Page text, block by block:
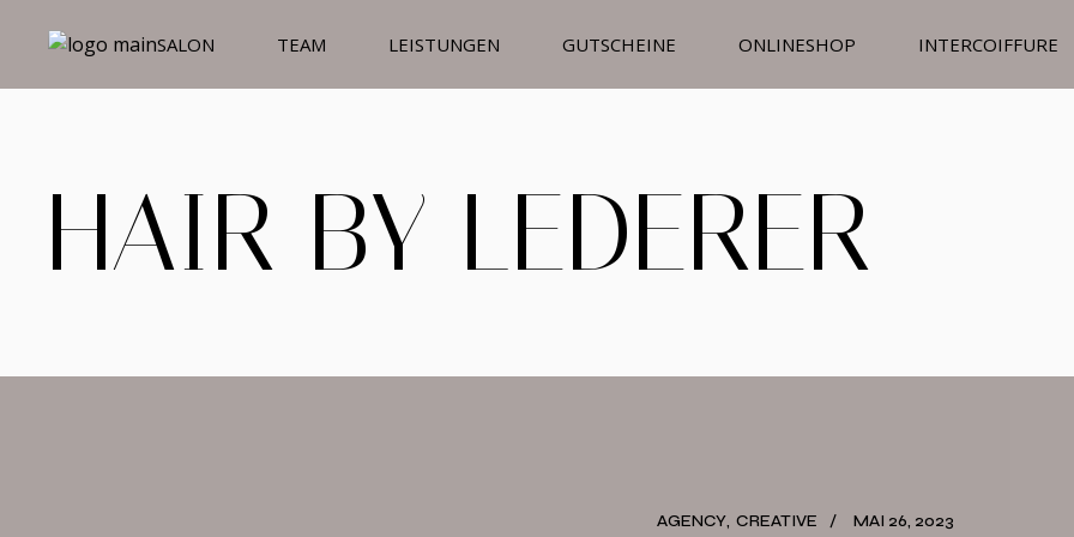
SALON TEAM LEISTUNGEN GUTSCHEINE ONLINESHOP INTERCOIFFURE
HAIR BY LEDERER
AGENCY CREATIVE MAI 26, 2023